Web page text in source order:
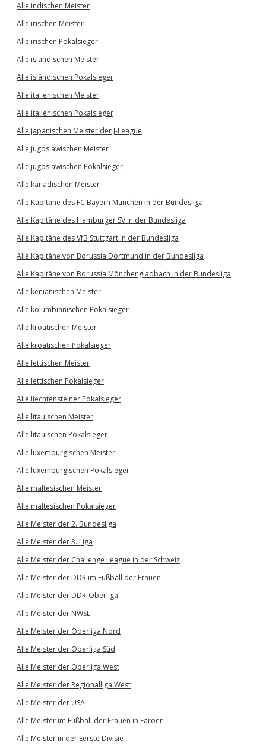
Alle indischen Meister
Alle irischen Meister
Alle irischen Pokalsieger
Alle isländischen Meister
Alle isländischen Pokalsieger
Alle italienischen Meister
Alle italienischen Pokalsieger
Alle japanischen Meister der J-League
Alle jugoslawischen Meister
Alle jugoslawischen Pokalsieger
Alle kanadischen Meister
Alle Kapitäne des FC Bayern München in der Bundesliga
Alle Kapitäne des Hamburger SV in der Bundesliga
Alle Kapitäne des VfB Stuttgart in der Bundesliga
Alle Kapitäne von Borussia Dortmund in der Bundesliga
Alle Kapitäne von Borussia Mönchengladbach in der Bundesliga
Alle kenianischen Meister
Alle kolumbianischen Pokalsieger
Alle kroatischen Meister
Alle kroatischen Pokalsieger
Alle lettischen Meister
Alle lettischen Pokalsieger
Alle liechtensteiner Pokalsieger
Alle litauischen Meister
Alle litauischen Pokalsieger
Alle luxemburgischen Meister
Alle luxemburgischen Pokalsieger
Alle maltesischen Meister
Alle maltesischen Pokalsieger
Alle Meister der 2. Bundesliga
Alle Meister der 3. Liga
Alle Meister der Challenge League in der Schweiz
Alle Meister der DDR im Fußball der Frauen
Alle Meister der DDR-Oberliga
Alle Meister der NWSL
Alle Meister der Oberliga Nord
Alle Meister der Oberliga Süd
Alle Meister der Oberliga West
Alle Meister der Regionalliga West
Alle Meister der USA
Alle Meister im Fußball der Frauen in Färöer
Alle Meister in der Eerste Divisie